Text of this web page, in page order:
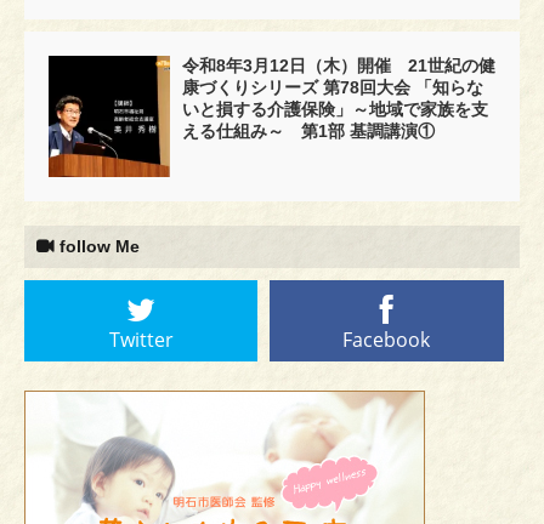
令和8年3月12日（木）開催 21世紀の健
康づくりシリーズ 第78回大会 「知らな
いと損する介護保険」～地域で家族を支
える仕組み～ 第1部 基調講演①
follow Me
Twitter Facebook